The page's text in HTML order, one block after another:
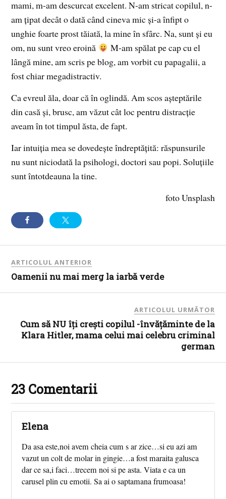
mami, m-am descurcat excelent. N-am stricat copilul, n-
am țipat decât o dată când cineva mic și-a înfipt o
unghie foarte prost tăiată, la mine în sfârc. Na, sunt și eu
om, nu sunt vreo eroină
M-am spălat pe cap cu el
lângă mine, am scris pe blog, am vorbit cu papagalii, a
fost chiar megadistractiv.
Ca evreul ăla, doar că în oglindă. Am scos așteptările
din casă și, brusc, am văzut cât loc pentru distracție
aveam în tot timpul ăsta, de fapt.
Iar intuiția mea se dovedește îndreptățită: răspunsurile
nu sunt niciodată la psihologi, doctori sau popi. Soluțiile
sunt întotdeauna la tine.
foto Unsplash
ARTICOLUL ANTERIOR
Oamenii nu mai merg la iarbă verde
ARTICOLUL URMĂTOR
Cum să NU îți crești copilul -învățăminte de la
Klara Hitler, mama celui mai celebru criminal
german
23 Comentarii
Elena
Da asa este,noi avem cheia cum s ar zice…si eu azi am
vazut un colt de molar in gingie…a fost maraita galusca
dar ce sa,i faci…trecem noi si pe asta. Viata e ca un
carusel plin cu emotii. Sa ai o saptamana frumoasa!